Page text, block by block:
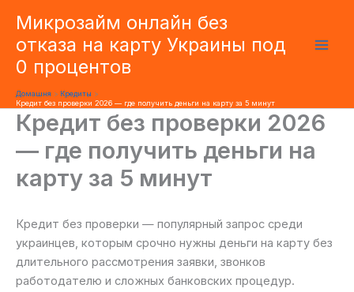
вмісту
Микрозайм онлайн без
отказа на карту Украины под
0 процентов
Домашня
Кредиты
Кредит без проверки 2026 — где получить деньги на карту за 5 минут
Кредит без проверки 2026
— где получить деньги на
карту за 5 минут
Кредит без проверки — популярный запрос среди
украинцев, которым срочно нужны деньги на карту без
длительного рассмотрения заявки, звонков
работодателю и сложных банковских процедур.